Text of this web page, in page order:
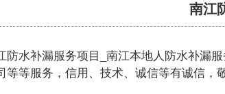
南江
防水补漏服务项目_南江本地人防水补漏
等等服务，信用、技术、诚信等有诚信，